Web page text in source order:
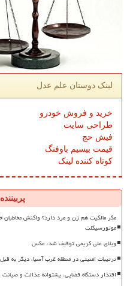
لینک دوستان علم عدل
خرید و فروش خودرو
طراحی سایت
فیش حج
قیمت بیسیم باوفنگ
کوتاه کننده لینک
مگر مالکیت هم زن و مرد دارد؟ واکنش مخاطبان
موتورسیکلت
ویلای علی کریمی توقیف شد، عکس
ترتیبات امنیتی در منطقه غرب آسیا، دیگر به
اقتدار دستگاه قضایی، پشتوانه عدالت و